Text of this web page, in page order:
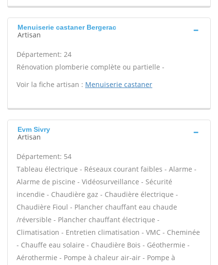
Menuiserie castaner Bergerac
Artisan
Département: 24
Rénovation plomberie complète ou partielle -
Voir la fiche artisan : Menuiserie castaner
Evm Sivry
Artisan
Département: 54
Tableau électrique - Réseaux courant faibles - Alarme -
Alarme de piscine - Vidéosurveillance - Sécurité
incendie - Chaudière gaz - Chaudière électrique -
Chaudière Fioul - Plancher chauffant eau chaude
/réversible - Plancher chauffant électrique -
Climatisation - Entretien climatisation - VMC - Cheminée
- Chauffe eau solaire - Chaudière Bois - Géothermie -
Aérothermie - Pompe à chaleur air-air - Pompe à